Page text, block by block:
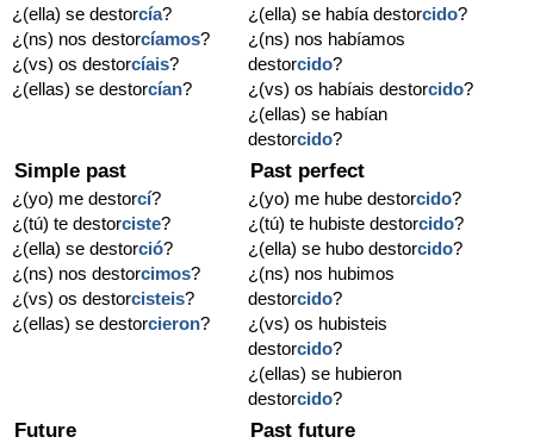
¿(ella) se destorcía?
¿(ns) nos destorcíamos?
¿(vs) os destorcíais?
¿(ellas) se destorcían?
¿(ella) se había destorcido?
¿(ns) nos habíamos
destorcido?
¿(vs) os habíais destorcido?
¿(ellas) se habían
destorcido?
Simple past
¿(yo) me destorcí?
¿(tú) te destorciste?
¿(ella) se destorció?
¿(ns) nos destorcimos?
¿(vs) os destorcisteis?
¿(ellas) se destorcieron?
Past perfect
¿(yo) me hube destorcido?
¿(tú) te hubiste destorcido?
¿(ella) se hubo destorcido?
¿(ns) nos hubimos
destorcido?
¿(vs) os hubisteis
destorcido?
¿(ellas) se hubieron
destorcido?
Future Past future